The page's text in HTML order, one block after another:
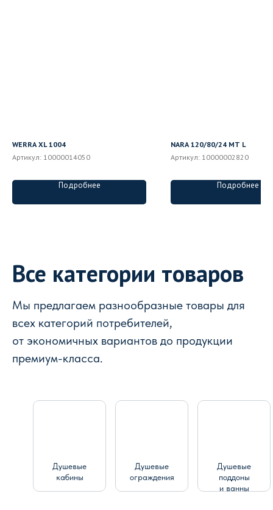
WERRA XL 1004
Артикул: 10000014050
Подробнее
NARA 120/80/24 MT L
Артикул: 10000002820
Подробнее
Все категории товаров
Мы предлагаем разнообразные товары для
всех категорий потребителей,
от экономичных вариантов до продукции
премиум-класса.
Душевые
кабины
Душевые
ограждения
Душевые
поддоны
и ванны